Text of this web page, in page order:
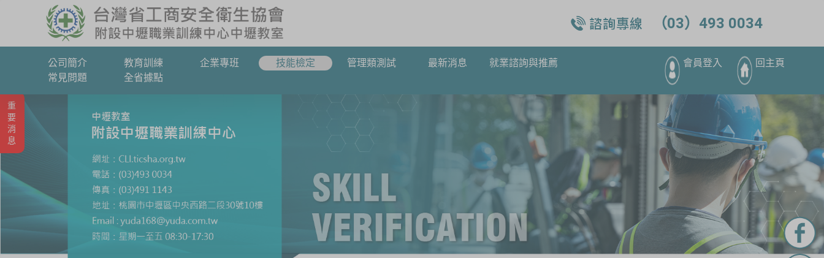
（03）493 0034
公司簡介 教育訓練 企業專班 技能檢定 管理類測試 最新消息
就業諮詢與推薦
常見問題
全省據點
會員登入 回主頁
重要消息